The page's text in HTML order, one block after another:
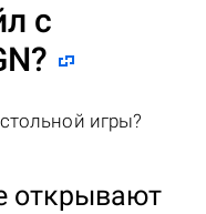
с
игры?
открывают